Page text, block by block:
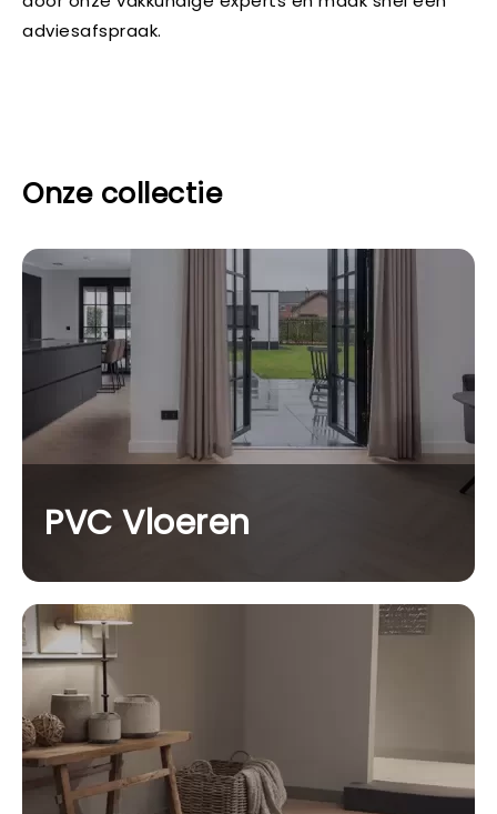
adviesafspraak.
Onze collectie
PVC Vloeren